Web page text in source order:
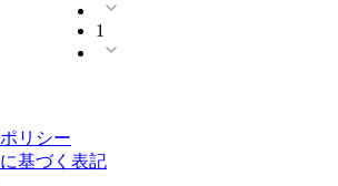
1
リシー
基づく表記